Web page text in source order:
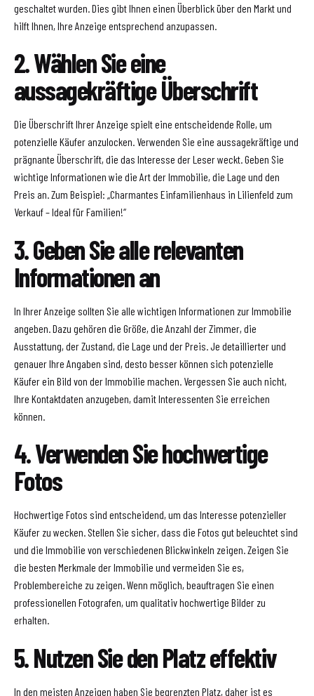
geschaltet wurden. Dies gibt Ihnen einen Überblick über den Markt und
hilft Ihnen, Ihre Anzeige entsprechend anzupassen.
2. Wählen Sie eine
aussagekräftige Überschrift
Die Überschrift Ihrer Anzeige spielt eine entscheidende Rolle, um
potenzielle Käufer anzulocken. Verwenden Sie eine aussagekräftige und
prägnante Überschrift, die das Interesse der Leser weckt. Geben Sie
wichtige Informationen wie die Art der Immobilie, die Lage und den
Preis an. Zum Beispiel: „Charmantes Einfamilienhaus in Lilienfeld zum
Verkauf – Ideal für Familien!“
3. Geben Sie alle relevanten
Informationen an
In Ihrer Anzeige sollten Sie alle wichtigen Informationen zur Immobilie
angeben. Dazu gehören die Größe, die Anzahl der Zimmer, die
Ausstattung, der Zustand, die Lage und der Preis. Je detaillierter und
genauer Ihre Angaben sind, desto besser können sich potenzielle
Käufer ein Bild von der Immobilie machen. Vergessen Sie auch nicht,
Ihre Kontaktdaten anzugeben, damit Interessenten Sie erreichen
können.
4. Verwenden Sie hochwertige
Fotos
Hochwertige Fotos sind entscheidend, um das Interesse potenzieller
Käufer zu wecken. Stellen Sie sicher, dass die Fotos gut beleuchtet sind
und die Immobilie von verschiedenen Blickwinkeln zeigen. Zeigen Sie
die besten Merkmale der Immobilie und vermeiden Sie es,
Problembereiche zu zeigen. Wenn möglich, beauftragen Sie einen
professionellen Fotografen, um qualitativ hochwertige Bilder zu
erhalten.
5. Nutzen Sie den Platz effektiv
In den meisten Anzeigen haben Sie begrenzten Platz, daher ist es